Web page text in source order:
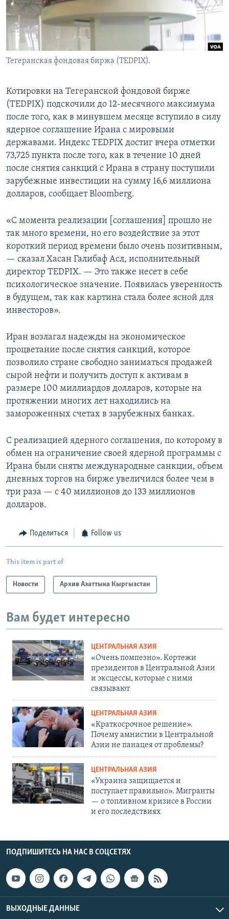
Тегеранская фондовая биржа (TEDPIX).
Котировки на Тегеранской фондовой бирже
(TEDPIX) подскочили до 12-месячного максимума
после того, как в минувшем месяце вступило в силу
ядерное соглашение Ирана с мировыми
державами. Индекс TEDPIX достиг вчера отметки
73,725 пункта после того, как в течение 10 дней
после снятия санкций с Ирана в страну поступили
зарубежные инвестиции на сумму 16,6 миллиона
долларов, сообщает Bloomberg.
«С момента реализации [соглашения] прошло не
так много времени, но его воздействие за этот
короткий период времени было очень позитивным,
— сказал Хасан Галибаф Асл, исполнительный
директор TEDPIX. — Это также несет в себе
психологическое значение. Появилась уверенность
в будущем, так как картина стала более ясной для
инвесторов».
Иран возлагал надежды на экономическое
процветание после снятия санкций, которое
позволило стране свободно заниматься продажей
сырой нефти и получить доступ к активам в
размере 100 миллиардов долларов, которые на
протяжении многих лет находились на
замороженных счетах в зарубежных банках.
С реализацией ядерного соглашения, по которому в
обмен на ограничение своей ядерной программы с
Ирана были сняты международные санкции, объем
дневных торгов на бирже увеличился более чем в
три раза — с 40 миллионов до 133 миллионов
долларов.
Поделиться Follow us
This item is part of
Новости Архив Азаттыка Кыргызстан
Вам будет интересно
ЦЕНТРАЛЬНАЯ АЗИЯ
«Очень помпезно». Кортежи
президентов в Центральной Азии
и эксцессы, которые с ними
связывают
ЦЕНТРАЛЬНАЯ АЗИЯ
«Краткосрочное решение».
Почему амнистии в Центральной
Азии не панацея от проблемы?
ЦЕНТРАЛЬНАЯ АЗИЯ
«Украина защищается и
поступает правильно». Мигранты
— о топливном кризисе в России
и его последствиях
ПОДПИШИТЕСЬ НА НАС В СОЦСЕТЯХ
ВЫХОДНЫЕ ДАННЫЕ